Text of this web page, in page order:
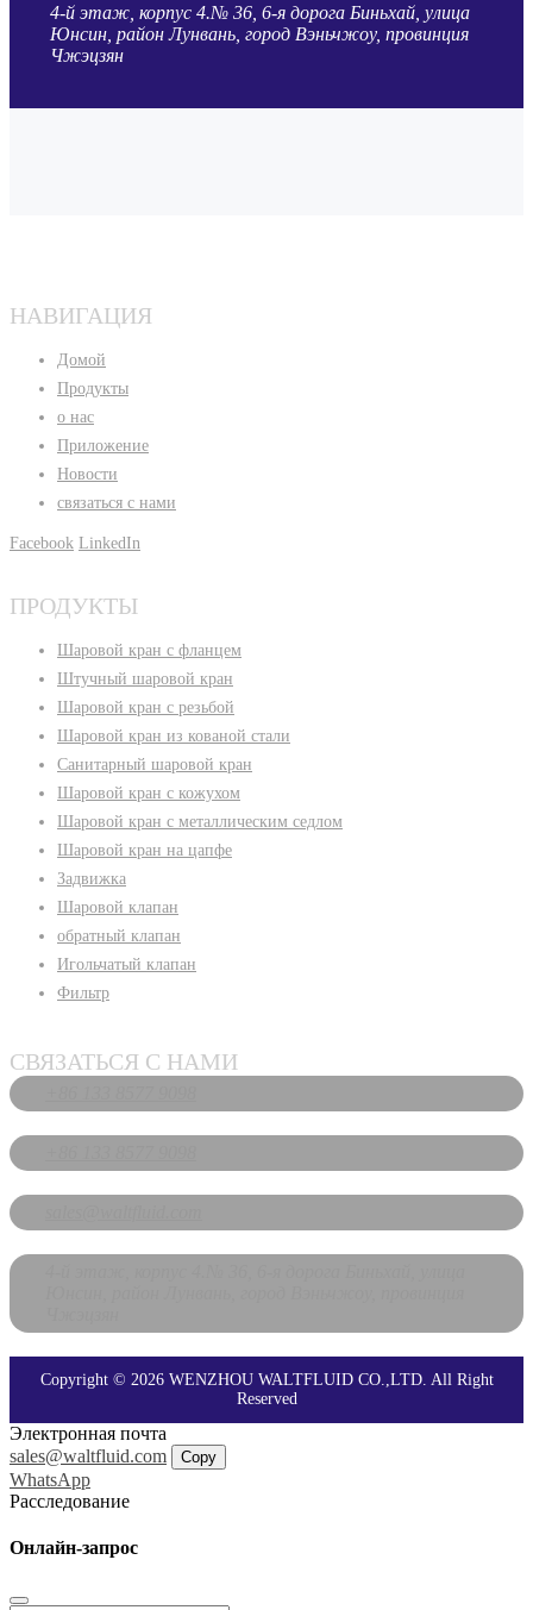
4-й этаж, корпус 4.№ 36, 6-я дорога Биньхай, улица
Юнсин, район Лунвань, город Вэньчжоу, провинция
Чжэцзян
НАВИГАЦИЯ
Домой
Продукты
о нас
Приложение
Новости
связаться с нами
Facebook LinkedIn
ПРОДУКТЫ
Шаровой кран с фланцем
Штучный шаровой кран
Шаровой кран с резьбой
Шаровой кран из кованой стали
Санитарный шаровой кран
Шаровой кран с кожухом
Шаровой кран с металлическим седлом
Шаровой кран на цапфе
Задвижка
Шаровой клапан
обратный клапан
Игольчатый клапан
Фильтр
СВЯЗАТЬСЯ С НАМИ
Copyright © 2026 WENZHOU WALTFLUID CO.,LTD. All Right
Reserved
Электронная почта
sales@waltfluid.com
Copy
WhatsApp
Расследование
Онлайн-запрос